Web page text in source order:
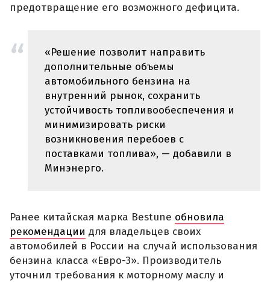
предотвращение его возможного дефицита.
«Решение позволит направить
дополнительные объемы
автомобильного бензина на
внутренний рынок, сохранить
устойчивость топливообеспечения и
минимизировать риски
возникновения перебоев с
поставками топлива», — добавили в
Минэнерго.
Ранее китайская марка Bestune обновила
рекомендации для владельцев своих
автомобилей в России на случай использования
бензина класса «Евро-3». Производитель
уточнил требования к моторному маслу и